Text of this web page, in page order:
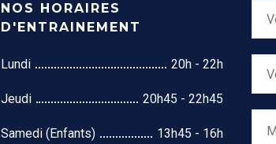
NOS HORAIRES
D'ENTRAINEMENT
Lundi 20h - 22h
Jeudi 20h45 - 22h45
Samedi (Enfants) 13h45 - 16h